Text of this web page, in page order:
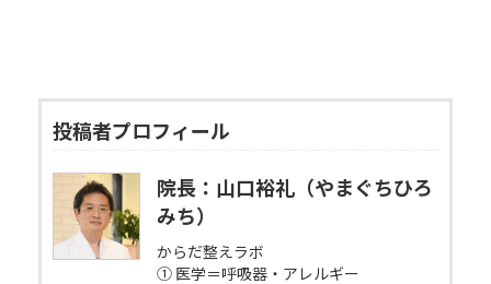
投稿者プロフィール
院長：山口裕礼（やまぐちひろ
みち）
からだ整えラボ
① 医学＝呼吸器・アレルギー